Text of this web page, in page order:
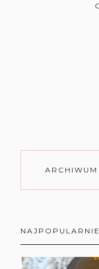
ARCHIWUM